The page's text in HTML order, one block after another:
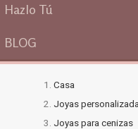
Hazlo Tú
BLOG
Casa
Joyas
Joyas para cenizas